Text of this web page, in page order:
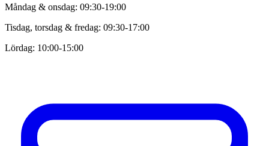
Måndag & onsdag: 09:30-19:00
Tisdag, torsdag & fredag: 09:30-17:00
Lördag: 10:00-15:00